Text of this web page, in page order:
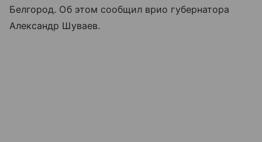
Белгород. Об этом сообщил врио губернатора
Александр Шуваев.